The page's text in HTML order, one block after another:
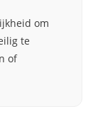
om
te
of